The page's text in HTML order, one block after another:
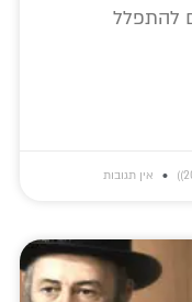
להתפלל
אין תגובות